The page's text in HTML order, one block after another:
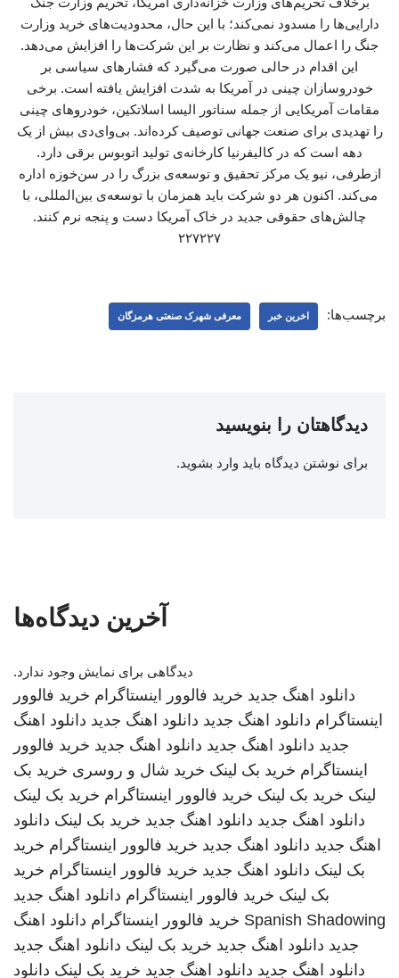
دارایی‌ها را مسدود نمی‌کند؛ با این حال، محدودیت‌های خرید وزارت
جنگ را اعمال می‌کند و نظارت بر این شرکت‌ها را افزایش می‌دهد.
این اقدام در حالی صورت می‌گیرد که فشارهای سیاسی بر
خودروسازان چینی در آمریکا به شدت افزایش یافته است. برخی
مقامات آمریکایی از جمله سناتور الیسا اسلاتکین، خودروهای چینی
را تهدیدی برای صنعت جهانی توصیف کرده‌اند. بی‌وای‌دی بیش از یک
دهه است که در کالیفرنیا کارخانه‌ی تولید اتوبوس برقی دارد.
ازطرفی، نیو یک مرکز تحقیق و توسعه‌ی بزرگ را در سن‌خوزه اداره
می‌کند. اکنون هر دو شرکت باید همزمان با توسعه‌ی بین‌المللی، با
چالش‌های حقوقی جدید در خاک آمریکا دست‌ و پنجه نرم کنند.
۲۲۷۲۲۷
برچسب‌ها: اخرین خبر معرفی شهرک صنعتی هرمزگان
دیدگاهتان را بنویسید
برای نوشتن دیدگاه باید وارد بشوید.
آخرین دیدگاه‌ها
دیدگاهی برای نمایش وجود ندارد.
دانلود اهنگ جدید خرید فالوور اینستاگرام خرید فالوور
اینستاگرام دانلود اهنگ جدید دانلود اهنگ جدید دانلود اهنگ
جدید دانلود اهنگ جدید دانلود اهنگ جدید خرید فالوور
اینستاگرام خرید بک لینک خرید شال و روسری خرید بک
لینک خرید بک لینک خرید فالوور اینستاگرام خرید بک لینک
دانلود اهنگ جدید دانلود اهنگ جدید خرید بک لینک دانلود
اهنگ جدید دانلود اهنگ جدید خرید فالوور اینستاگرام خرید
بک لینک دانلود اهنگ جدید خرید فالوور اینستاگرام خرید
بک لینک خرید فالوور اینستاگرام دانلود اهنگ جدید
Spanish Shadowing خرید فالوور اینستاگرام دانلود اهنگ
جدید دانلود اهنگ جدید خرید بک لینک دانلود اهنگ جدید
دانلود اهنگ جدید دانلود اهنگ جدید خرید بک لینک دانلود